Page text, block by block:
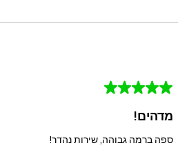
★
★
★
★
★
מדהים!
ספה ברמה גבוהה, שירות נהדר!